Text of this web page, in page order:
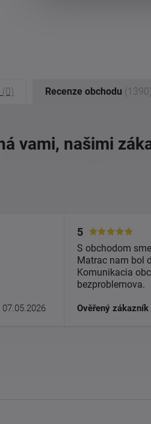
(0) Recenze obchodu (1390)
vami, našimi
07.05.2026
5
S obchodom
Matrac nam bol
Komunikacia
bezproblemova.
Ověřený zákazník